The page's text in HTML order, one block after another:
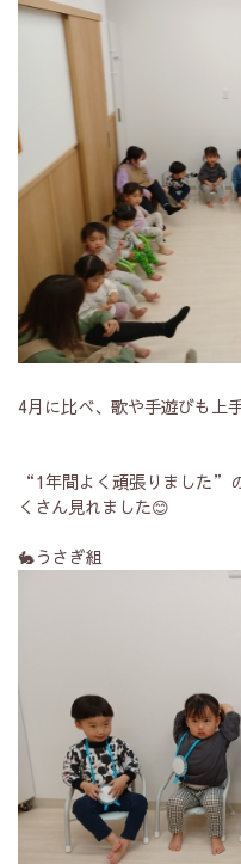
4月に比べ、歌や手遊びも上
“1年間よく頑張りました”
くさん見れました😊
🐇うさぎ組